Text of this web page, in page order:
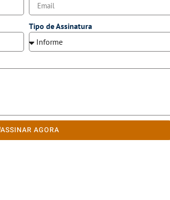
Tipo de Assinatura
ASSINAR AGORA